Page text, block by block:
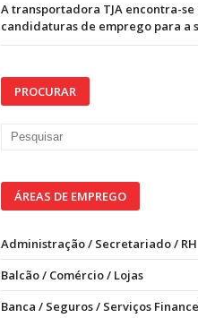
A transportadora TJA encontra-
candidaturas de emprego para a
PROCURAR
ÁREAS DE EMPREGO
Administração / Secretariado / RH
Balcão / Comércio / Lojas
Banca / Seguros / Serviços